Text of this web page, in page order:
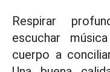
Respirar
escuchar
cuerpo a